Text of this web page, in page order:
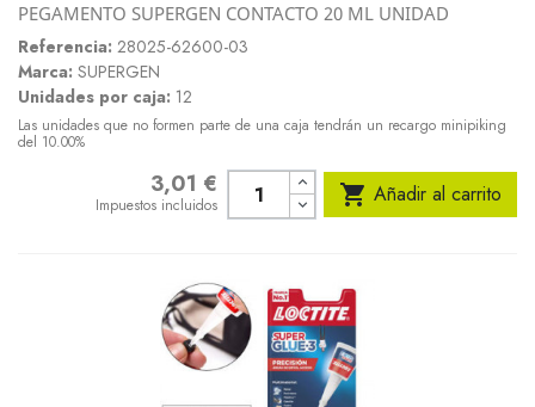
PEGAMENTO SUPERGEN CONTACTO 20 ML UNIDAD
Referencia: 28025-62600-03
Marca: SUPERGEN
Unidades por caja: 12
Las unidades que no formen parte de una caja tendrán un recargo minipiking
del 10.00%
3,01 €
Impuestos incluidos  Añadir al carrito